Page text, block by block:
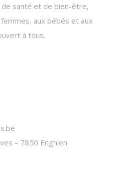
santé et de bien-être,
aux bébés et aux
à tous.
– 7850 Enghien